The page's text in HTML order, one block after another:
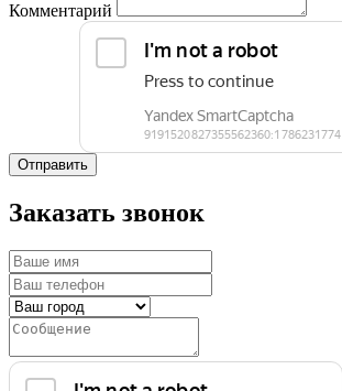
Комментарий
Отправить
Заказать звонок